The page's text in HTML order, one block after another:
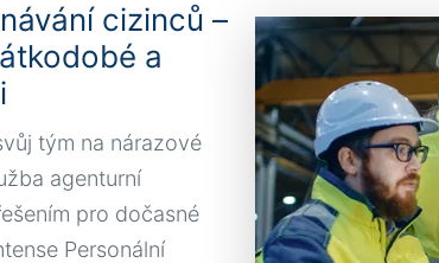
cizinců –
a
tým na nárazové
agenturní
pro dočasné
Personální